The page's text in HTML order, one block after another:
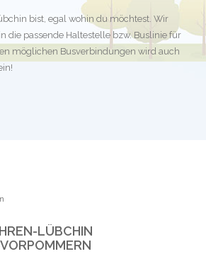
bist, egal wohin du möchtest. Wir
die passende Haltestelle bzw. Buslinie für
möglichen Busverbindungen wird auch
LÜBCHIN